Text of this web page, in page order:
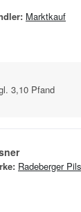
Marktkauf
3,10 Pfand
Radeberger